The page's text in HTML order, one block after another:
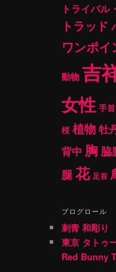
トライバル
トラッド
ワンポイ
動物 吉
女性 手首
桜 植物牡
背中 胸 脇
腿花 足首
ブログロール
刺青 和彫り
東京 タトゥ
Red Bunny